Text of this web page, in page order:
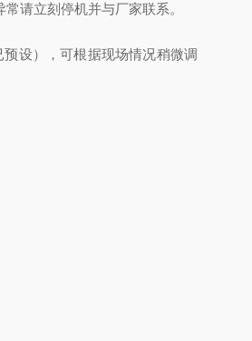
请立刻停机并与厂家联系。
设），可根据现场情况稍微调